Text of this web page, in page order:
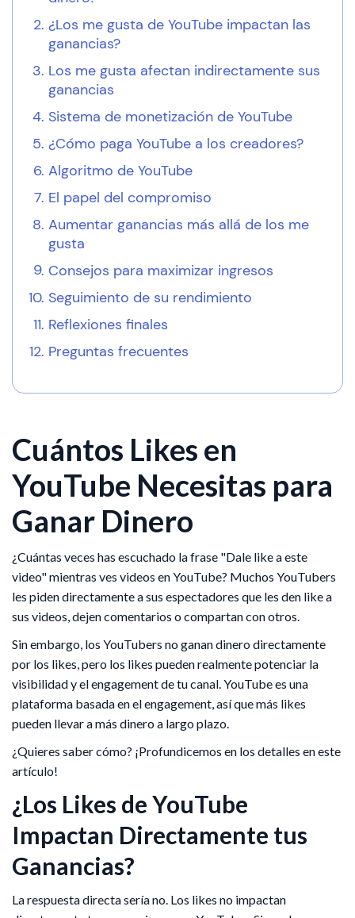
¿Los me gusta de YouTube impactan las
ganancias?
Los me gusta afectan indirectamente sus
ganancias
Sistema de monetización de YouTube
¿Cómo paga YouTube a los creadores?
Algoritmo de YouTube
El papel del compromiso
Aumentar ganancias más allá de los me
gusta
Consejos para maximizar ingresos
Seguimiento de su rendimiento
Reflexiones finales
Preguntas frecuentes
Cuántos Likes en
YouTube Necesitas para
Ganar Dinero
¿Cuántas veces has escuchado la frase "Dale like a este
video" mientras ves videos en YouTube? Muchos YouTubers
les piden directamente a sus espectadores que les den like a
sus videos, dejen comentarios o compartan con otros.
Sin embargo, los YouTubers no ganan dinero directamente
por los likes, pero los likes pueden realmente potenciar la
visibilidad y el engagement de tu canal. YouTube es una
plataforma basada en el engagement, así que más likes
pueden llevar a más dinero a largo plazo.
¿Quieres saber cómo? ¡Profundicemos en los detalles en este
artículo!
¿Los Likes de YouTube
Impactan Directamente tus
Ganancias?
La respuesta directa sería no. Los likes no impactan